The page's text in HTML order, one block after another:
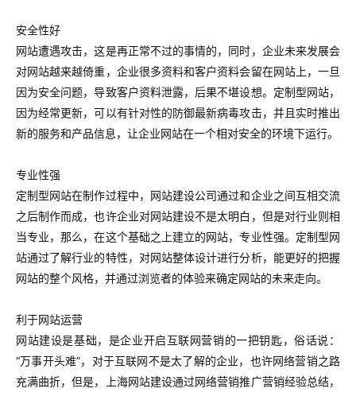
安全性好
网站遭遇攻击，这是再正常不过的事情的，同时，企业未来发展会
对网站越来越倚重，企业很多资料和客户资料会留在网站上，一旦
因为安全问题，导致客户资料泄露，后果不堪设想。定制型网站，
因为经常更新，可以有针对性的防御最新病毒攻击，并且实时推出
新的服务和产品信息，让企业网站在一个相对安全的环境下运行。
专业性强
定制型网站在制作过程中，网站建设公司通过和企业之间互相交流
之后制作而成，也许企业对网站建设不是太明白，但是对行业则相
当专业，那么，在这个基础之上建立的网站，专业性强。定制型网
站通过了解行业的特性，对网站整体设计进行分析，能更好的把握
网站的整个风格，并通过浏览者的体验来确定网站的未来走向。
利于网站运营
网站建设是基础，是企业开启互联网营销的一把钥匙，俗话说：
“万事开头难”，对于互联网不是太了解的企业，也许网络营销之路
充满曲折，但是，上海网站建设通过网络营销推广营销经验总结，